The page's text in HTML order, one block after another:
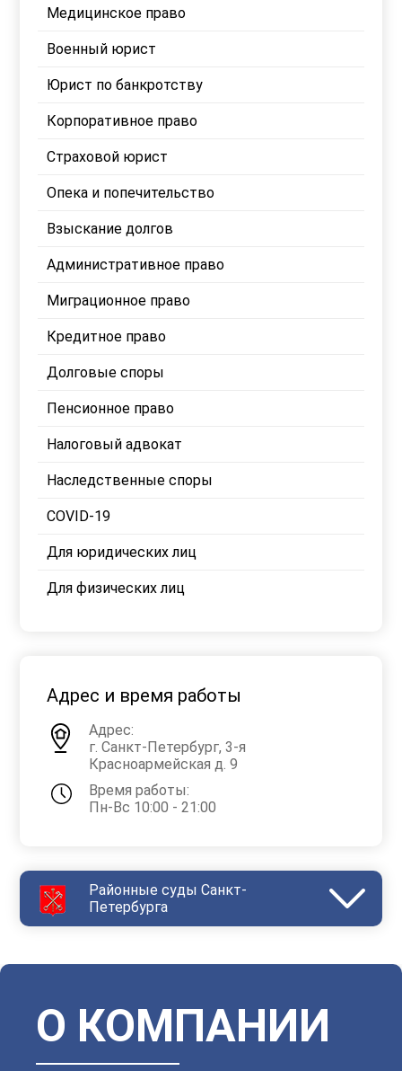
Медицинское право
Военный юрист
Юрист по банкротству
Корпоративное право
Страховой юрист
Опека и попечительство
Взыскание долгов
Административное право
Миграционное право
Кредитное право
Долговые споры
Пенсионное право
Налоговый адвокат
Наследственные споры
COVID-19
Для юридических лиц
Для физических лиц
Адрес и время работы
Адрес:
г. Санкт-Петербург, 3-я
Красноармейская д. 9
Время работы:
Пн-Вс 10:00 - 21:00
Районные суды Санкт-
Петербурга
Московский
Невский Октябрьский
Петроградский
Петродворцовый
Приморский Пушкинский
Сестрорецкий
Смольнинский
О КОМПАНИИ